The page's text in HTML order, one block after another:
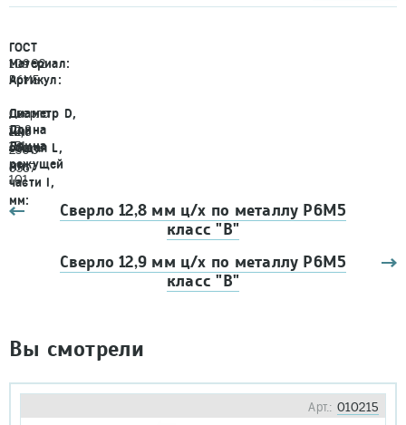
ГОСТ
10902
Материал:
Р6М5
Артикул:
Сверло
12,8
2300-
6367
Диаметр D,
мм:
12,8
Длина
общая L,
мм:
151
Длина
режущей
части l,
мм:
101
Сверло 12,8 мм ц/х по металлу Р6М5
класс "В"
Сверло 12,9 мм ц/х по металлу Р6М5
класс "В"
Вы смотрели
Арт.: 010215